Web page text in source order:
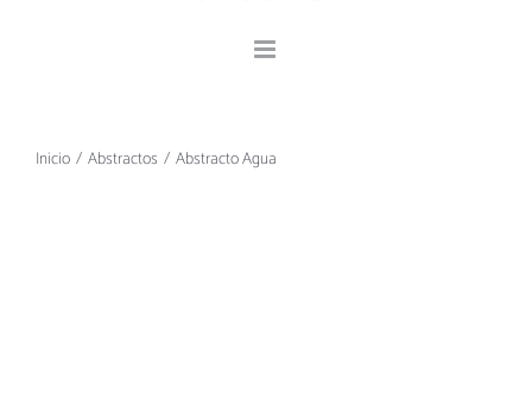
Inicio Abstractos Abstracto Agua